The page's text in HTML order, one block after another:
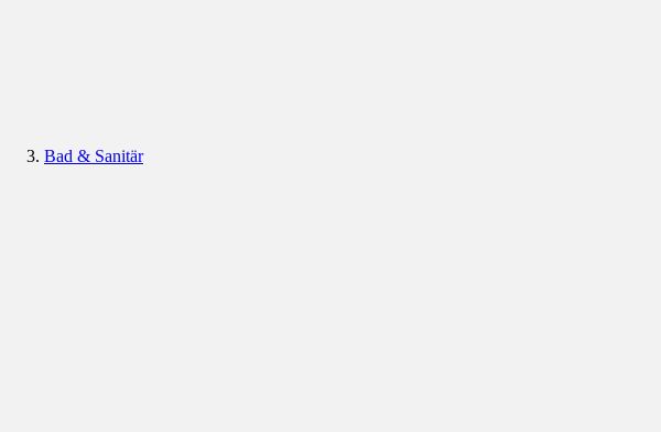
Bad & Sanitär